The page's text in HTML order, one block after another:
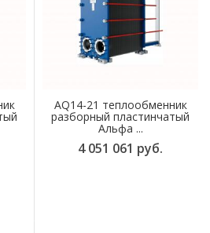
AQ14-21 теплообменник
разборный пластинчатый
Альфа ...
4 051 061 руб.